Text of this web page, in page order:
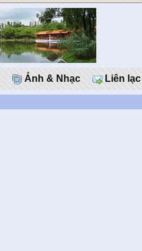
Ảnh & Nhạc Liên lạc